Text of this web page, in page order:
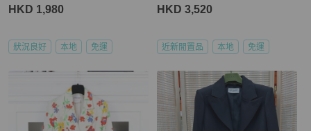
HKD 1,980
狀況良好 本地 免運
HKD 3,520
近新閒置品 本地 免運